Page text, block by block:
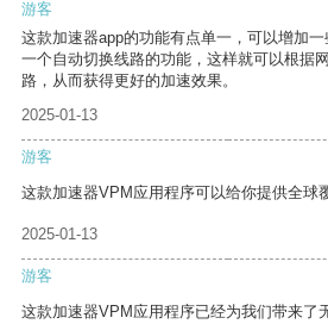
游客
这款加速器app的功能有点单一，可以增加
一个自动切换线路的功能，这样就可以根据
路，从而获得更好的加速效果。
2025-01-13
游客
这款加速器VPM应用程序可以给你提供全球
2025-01-13
游客
这款加速器VPM应用程序已经为我们带来了